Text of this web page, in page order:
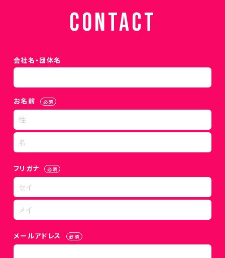
CONTACT
会社名・団体名
お名前 必須
フリガナ 必須
メールアドレス 必須